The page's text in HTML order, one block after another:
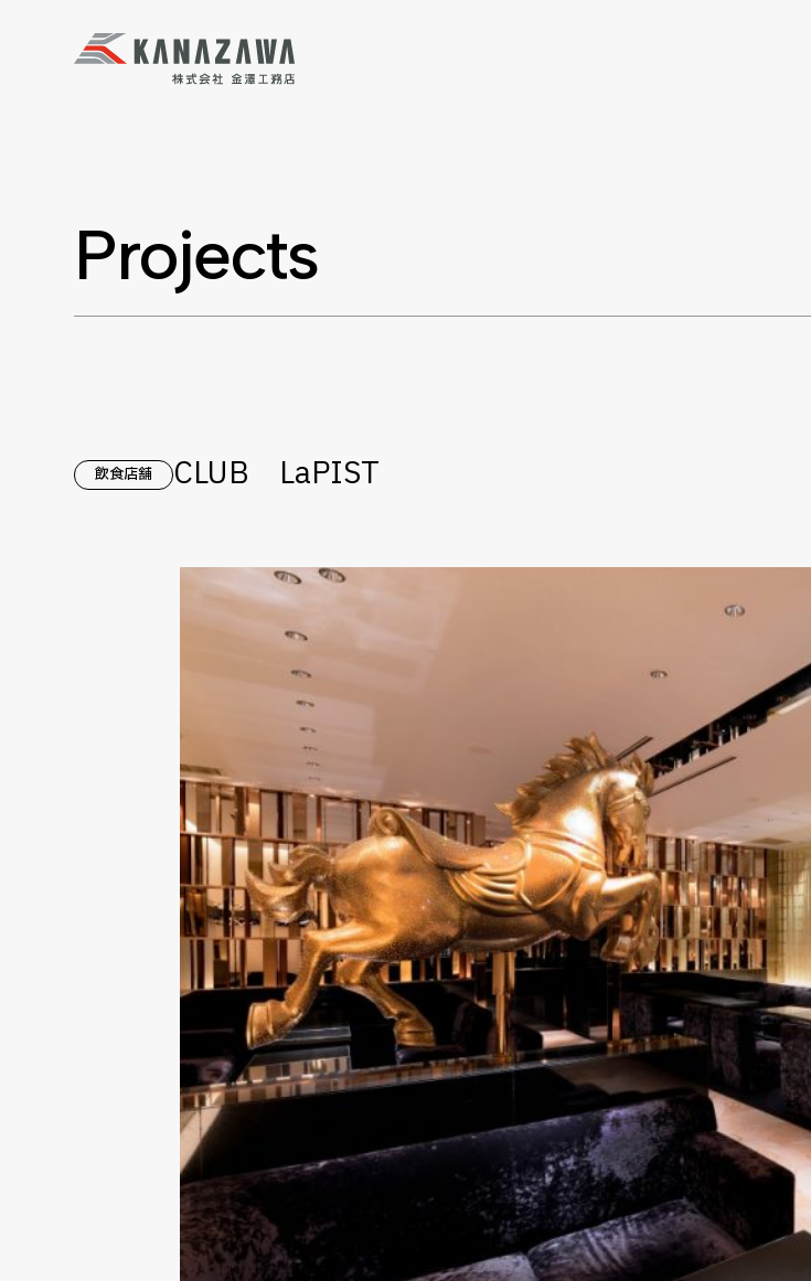
Projects
飲食店舗 CLUB LaPIST